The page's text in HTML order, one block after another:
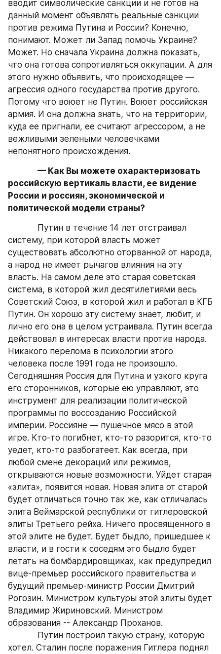
вводит символические санкции и не готов на
данный момент объявлять реальные санкции
против режима Путина и России? Конечно,
понимают. Может ли Запад помочь Украине?
Может. Но сначала Украина должна показать,
что она готова сопротивляться оккупации. А для
этого нужно объявить, что происходящее —
агрессия одного государства против другого.
Потому что воюет не Путин. Воюет российская
армия. И она должна знать, что на территории,
куда ее пригнали, ее считают агрессором, а не
вежливыми зелеными человечками
непонятного происхождения.
— Как Вы можете охарактеризовать
российскую вертикаль власти, ее видение
России и россиян, экономической и
политической модели страны?
Путин в течение 14 лет отстраивал
систему, при которой власть может
существовать абсолютно оторванной от народа,
а народ не имеет рычагов влияния на эту
власть. На самом деле это старая советская
система, в которой жил десятилетиями весь
Советский Союз, в которой жил и работал в КГБ
Путин. Он хорошо эту систему знает, любит, и
лично его она в целом устраивала. Путин всегда
действовал в интересах власти против народа.
Никакого перелома в психологии этого
человека после 1991 года не произошло.
Сегодняшняя Россия для Путина и узкого круга
его сторонников, которые ею управляют, это
инструмент для реализации политической
программы по воссозданию Российской
империи. Россияне — пушечное мясо в этой
игре. Кто-то погибнет, кто-то разорится, кто-то
уедет, кто-то разбогатеет. Как всегда, при
любой смене декораций или режимов,
открываются новые возможности. Уйдет старая
«элита», появится новая. Новая элита от старой
будет отличаться точно так же, как отличалась
элита Веймарской республики от гитлеровской
элиты Третьего рейха. Ничего просвященного в
этой элите не будет. Будет быдло, пришедшее к
власти, и в гости к соседям это быдло будет
летать на бомбардировщиках, как предупредил
вице-премьер российского правительства и
будущий премьер-министр России Дмитрий
Рогозин. Министром культуры этой элиты будет
Владимир Жириновский. Министром
образования -- Александр Проханов.
Путин построил такую страну, которую
хотел. Сталин после поражения Гитлера поднял